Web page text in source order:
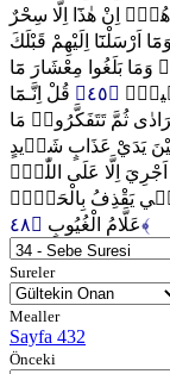
اِنْ هٰذَٓا اِلَّا سِحْرٌ
اَرْسَلْنَٓا اِلَيْهِمْ قَبْلَكَ
بَلَغُوا مِعْشَارَ مَٓا
﴿٤٥﴾
قُلْ اِنَّـمَٓا
ثُمَّ تَتَفَكَّرُوا۠ مَا
يَدَيْ عَذَابٍ شَد۪يدٍ
اِلَّا عَلَى اللّٰهِۚ
يَقْذِفُ بِالْحَقِّۚ
عَلَّامُ الْغُيُوبِ﴿٤٨﴾
Sureler
Mealler
Sayfa 432
Önceki